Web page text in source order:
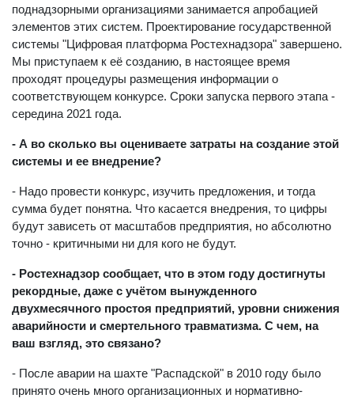
поднадзорными организациями занимается апробацией
элементов этих систем. Проектирование государственной
системы "Цифровая платформа Ростехнадзора" завершено.
Мы приступаем к её созданию, в настоящее время
проходят процедуры размещения информации о
соответствующем конкурсе. Сроки запуска первого этапа -
середина 2021 года.
- А во сколько вы оцениваете затраты на создание этой
системы и ее внедрение?
- Надо провести конкурс, изучить предложения, и тогда
сумма будет понятна. Что касается внедрения, то цифры
будут зависеть от масштабов предприятия, но абсолютно
точно - критичными ни для кого не будут.
- Ростехнадзор сообщает, что в этом году достигнуты
рекордные, даже с учётом вынужденного
двухмесячного простоя предприятий, уровни снижения
аварийности и смертельного травматизма. С чем, на
ваш взгляд, это связано?
- После аварии на шахте "Распадской" в 2010 году было
принято очень много организационных и нормативно-